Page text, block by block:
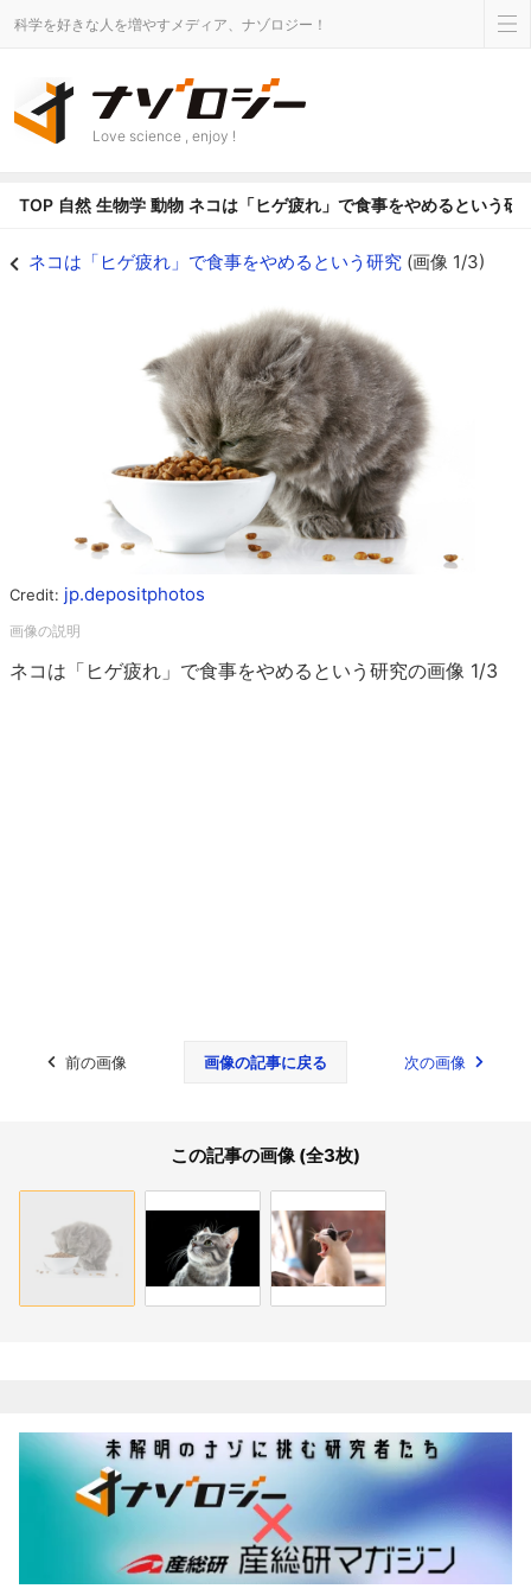
科学を好きな人を増やすメディア、ナゾロジー！
Love science , enjoy !
TOP 自然 生物学 動物 ネコは「ヒゲ疲れ」で食事をやめるという研
ネコは「ヒゲ疲れ」で食事をやめるという研究 (画像 1/3)
Credit: jp.depositphotos
ネコは「ヒゲ疲れ」で食事をやめるという研究の画像 1/3
前の画像 画像の記事に戻る 次の画像
この記事の画像 (全3枚)